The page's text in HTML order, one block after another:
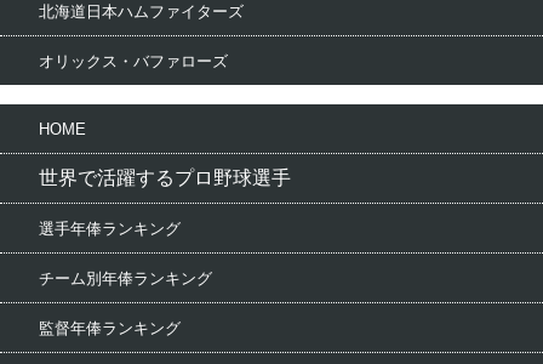
北海道日本ハムファイターズ
オリックス・バファローズ
HOME
世界で活躍するプロ野球選手
選手年俸ランキング
チーム別年俸ランキング
監督年俸ランキング